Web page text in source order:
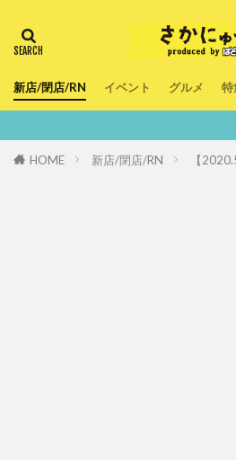
新店/閉店/RN イベント グルメ 特
HOME 新店/閉店/RN 【